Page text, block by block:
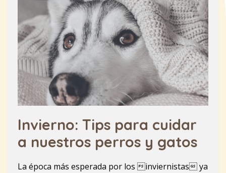
Invierno: Tips para cuidar
a nuestros perros y gatos
La época más esperada por los inviernistas ya